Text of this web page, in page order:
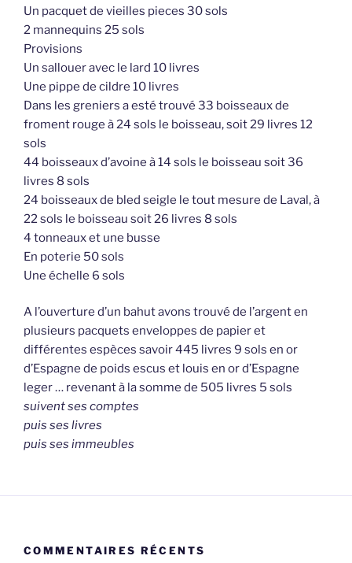
Un pacquet de vieilles pieces 30 sols
2 mannequins 25 sols
Provisions
Un sallouer avec le lard 10 livres
Une pippe de cildre 10 livres
Dans les greniers a esté trouvé 33 boisseaux de
froment rouge à 24 sols le boisseau, soit 29 livres 12
sols
44 boisseaux d’avoine à 14 sols le boisseau soit 36
livres 8 sols
24 boisseaux de bled seigle le tout mesure de Laval, à
22 sols le boisseau soit 26 livres 8 sols
4 tonneaux et une busse
En poterie 50 sols
Une échelle 6 sols
A l’ouverture d’un bahut avons trouvé de l’argent en
plusieurs pacquets enveloppes de papier et
différentes espèces savoir 445 livres 9 sols en or
d’Espagne de poids escus et louis en or d’Espagne
leger … revenant à la somme de 505 livres 5 sols
suivent ses comptes
puis ses livres
puis ses immeubles
COMMENTAIRES RÉCENTS